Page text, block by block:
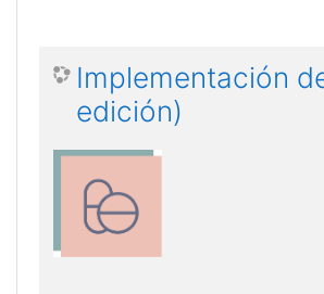
Implementación
edición)